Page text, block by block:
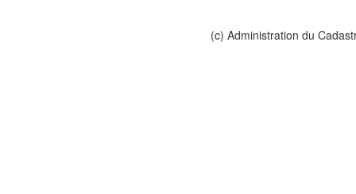
(c) Administration du